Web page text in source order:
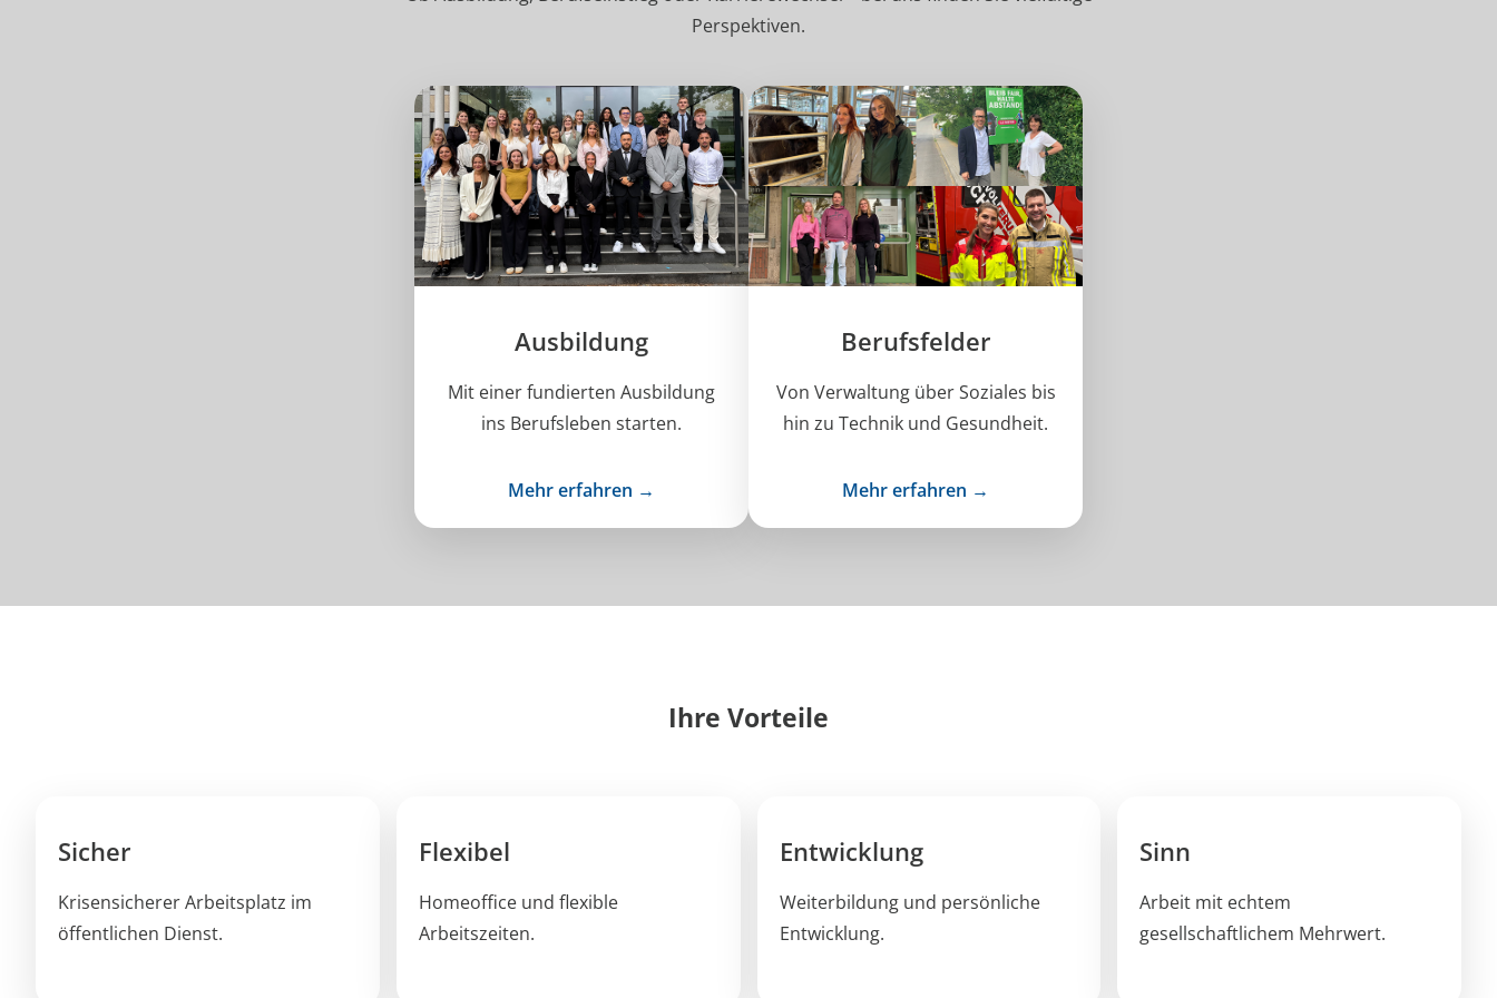
Perspektiven.
Ausbildung
Mit einer fundierten Ausbildung
ins Berufsleben starten.
Mehr erfahren →
Berufsfelder
Von Verwaltung über Soziales bis
hin zu Technik und Gesundheit.
Mehr erfahren →
Ihre Vorteile
Sicher
Krisensicherer Arbeitsplatz im
öffentlichen Dienst.
Flexibel
Homeoffice und flexible
Arbeitszeiten.
Entwicklung
Weiterbildung und persönliche
Entwicklung.
Sinn
Arbeit mit echtem
gesellschaftlichem Mehrwert.